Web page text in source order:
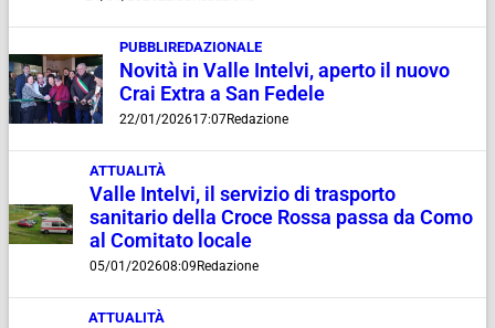
PUBBLIREDAZIONALE
Novità in Valle Intelvi, aperto il nuovo
Crai Extra a San Fedele
22/01/202617:07Redazione
ATTUALITÀ
Valle Intelvi, il servizio di trasporto
sanitario della Croce Rossa passa da Como
al Comitato locale
05/01/202608:09Redazione
ATTUALITÀ